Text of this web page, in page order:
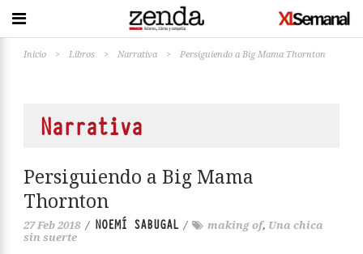
Inicio > Libros > Narrativa > Persiguiendo a Big Mama Thornton
Narrativa
Persiguiendo a Big Mama
Thornton
27 Feb 2018 / NOEMÍ SABUGAL / making of, Una chica
sin suerte